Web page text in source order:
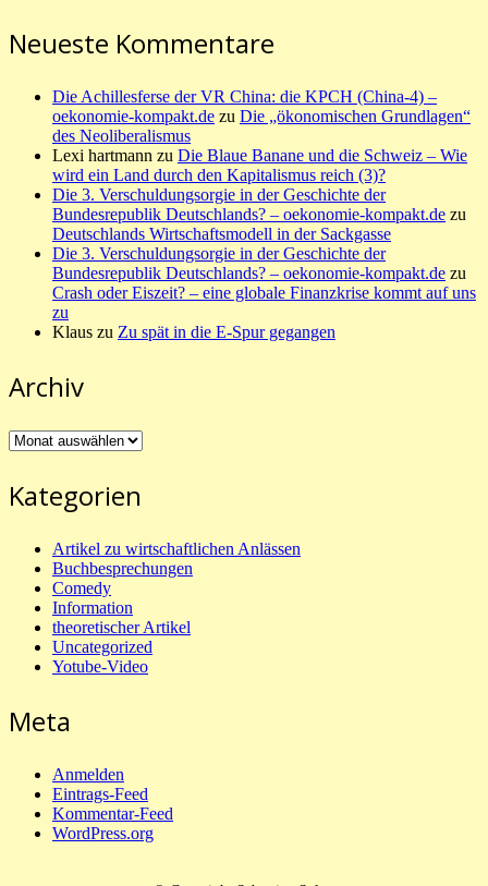
Neueste Kommentare
Die Achillesferse der VR China: die KPCH (China-4) –
oekonomie-kompakt.de zu Die „ökonomischen Grundlagen“
des Neoliberalismus
Lexi hartmann zu Die Blaue Banane und die Schweiz – Wie
wird ein Land durch den Kapitalismus reich (3)?
Die 3. Verschuldungsorgie in der Geschichte der
Bundesrepublik Deutschlands? – oekonomie-kompakt.de zu
Deutschlands Wirtschaftsmodell in der Sackgasse
Die 3. Verschuldungsorgie in der Geschichte der
Bundesrepublik Deutschlands? – oekonomie-kompakt.de zu
Crash oder Eiszeit? – eine globale Finanzkrise kommt auf uns
zu
Klaus zu Zu spät in die E-Spur gegangen
Archiv
Archiv
Kategorien
Artikel zu wirtschaftlichen Anlässen
Buchbesprechungen
Comedy
Information
theoretischer Artikel
Uncategorized
Yotube-Video
Meta
Anmelden
Eintrags-Feed
Kommentar-Feed
WordPress.org